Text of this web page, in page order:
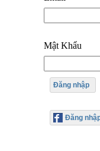
Mật Khẩu
Đăng nhập